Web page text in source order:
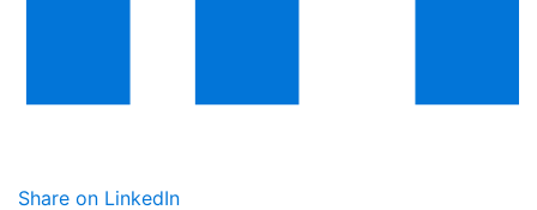
Share on LinkedIn